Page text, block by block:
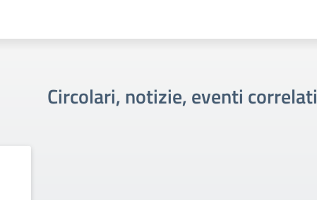
Circolari, notizie, eventi correlati